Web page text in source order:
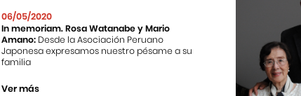
06/05/2020
In memoriam. Rosa Watanabe y Mario
Amano: Desde la Asociación Peruano
Japonesa expresamos nuestro pésame a su
familia
Ver más